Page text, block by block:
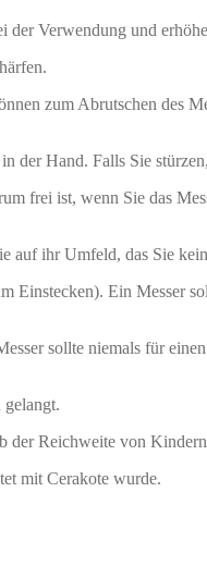
Verwendung und
zum Abrutschen des
der Hand. Falls Sie
frei ist, wenn Sie das
ihr Umfeld, das Sie
Einstecken). Ein Messer
sollte niemals für
der Reichweite von
mit Cerakote wurde.